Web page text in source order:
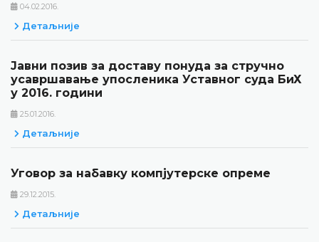
04.02.2016.
Детаљније
Јавни позив за доставу понуда за стручно
усавршавање упосленика Уставног суда БиХ
у 2016. години
25.01.2016.
Детаљније
Уговор за набавку компјутерске опреме
29.12.2015.
Детаљније